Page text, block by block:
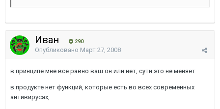
Иван 290
Опубликовано Март 27, 2008
в принципе мне все равно ваш он или нет, сути это не меняет
в продукте нет функций, которые есть во всех современных
антивирусах,